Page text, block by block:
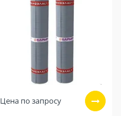
Цена по запросу